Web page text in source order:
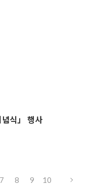
념식」 행사
7 8 9 10